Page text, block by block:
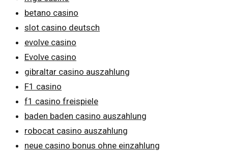
betano casino
slot casino deutsch
evolve casino
Evolve casino
gibraltar casino auszahlung
F1 casino
f1 casino freispiele
baden baden casino auszahlung
robocat casino auszahlung
neue casino bonus ohne einzahlung